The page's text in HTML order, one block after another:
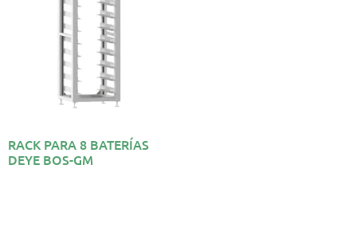
RACK PARA 8 BATERÍAS
DEYE BOS-GM